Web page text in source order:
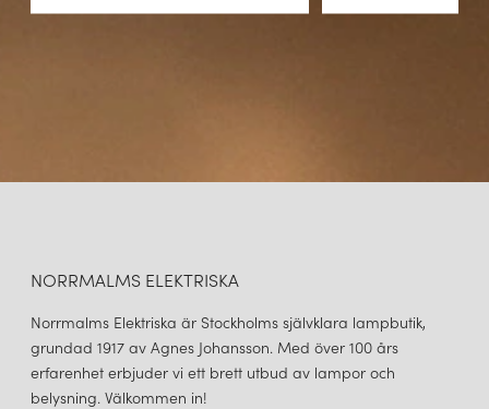
NORRMALMS ELEKTRISKA
Norrmalms Elektriska är Stockholms självklara lampbutik,
grundad 1917 av Agnes Johansson. Med över 100 års
erfarenhet erbjuder vi ett brett utbud av lampor och
belysning. Välkommen in!